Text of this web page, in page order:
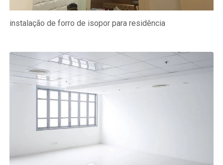
instalação de forro de isopor para residência